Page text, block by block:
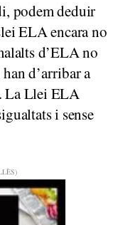
podem deduir
ELA encara no
d’ELA no
d’arribar a
La Llei ELA
i sense